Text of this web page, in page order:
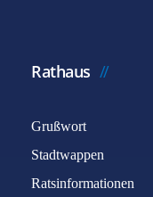
Rathaus
Grußwort
Stadtwappen
Ratsinformationen